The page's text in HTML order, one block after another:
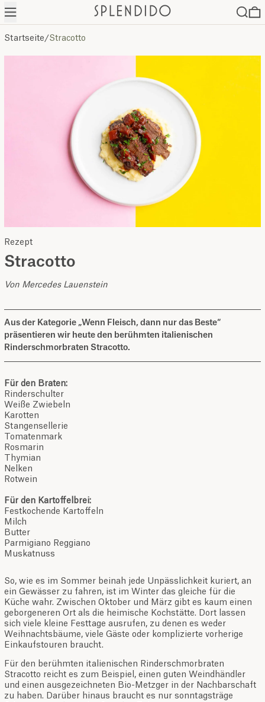
Menü
Startseite/Stracotto
Rezept
Stracotto
Von Mercedes Lauenstein
Aus der Kategorie „Wenn Fleisch, dann nur das Beste“
präsentieren wir heute den berühmten italienischen
Rinderschmorbraten Stracotto.
Für den Braten:
Rinderschulter
Weiße Zwiebeln
Karotten
Stangensellerie
Tomatenmark
Rosmarin
Thymian
Nelken
Rotwein
Für den Kartoffelbrei:
Festkochende Kartoffeln
Milch
Butter
Parmigiano Reggiano
Muskatnuss
So, wie es im Sommer beinah jede Unpässlichkeit kuriert, an
ein Gewässer zu fahren, ist im Winter das gleiche für die
Küche wahr. Zwischen Oktober und März gibt es kaum einen
geborgeneren Ort als die heimische Kochstätte. Dort lassen
sich viele kleine Festtage ausrufen, zu denen es weder
Weihnachtsbäume, viele Gäste oder komplizierte vorherige
Einkaufstouren braucht.
Für den berühmten italienischen Rinderschmorbraten
Stracotto reicht es zum Beispiel, einen guten Weindhändler
und einen ausgezeichneten Bio-Metzger in der Nachbarschaft
zu haben. Darüber hinaus braucht es nur sonntagsträge